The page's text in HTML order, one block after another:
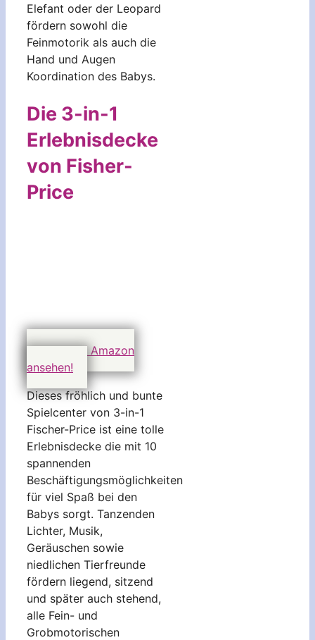
Elefant oder der Leopard
fördern sowohl die
Feinmotorik als auch die
Hand und Augen
Koordination des Babys.
Die 3-in-1
Erlebnisdecke
von Fisher-
Price
Preis auf Amazon
ansehen!
Dieses fröhlich und bunte
Spielcenter von 3-in-1
Fischer-Price ist eine tolle
Erlebnisdecke die mit 10
spannenden
Beschäftigungsmöglichkeiten
für viel Spaß bei den
Babys sorgt. Tanzenden
Lichter, Musik,
Geräuschen sowie
niedlichen Tierfreunde
fördern liegend, sitzend
und später auch stehend,
alle Fein- und
Grobmotorischen